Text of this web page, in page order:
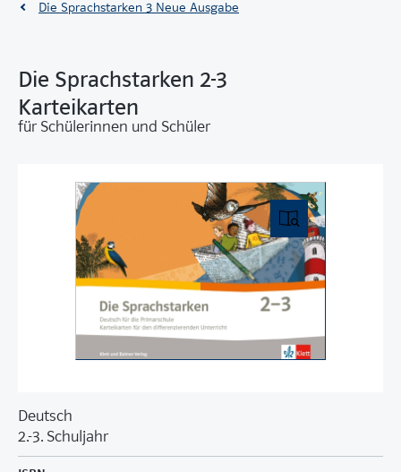
Die Sprachstarken 3 Neue Ausgabe
Die Sprachstarken 2-3
Karteikarten
für Schülerinnen und Schüler
Deutsch
2.-3. Schuljahr